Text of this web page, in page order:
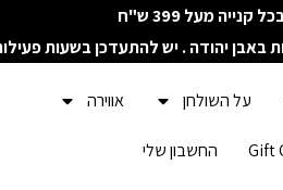
מעל 399 ש"ח
באבן יהודה . יש להתעדכן בשעות
על השולחן אווירה
Gift החשבון שלי